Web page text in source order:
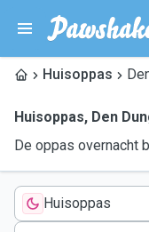
Huisoppas
Huisoppas, Den
De oppas overnacht
Huisoppas